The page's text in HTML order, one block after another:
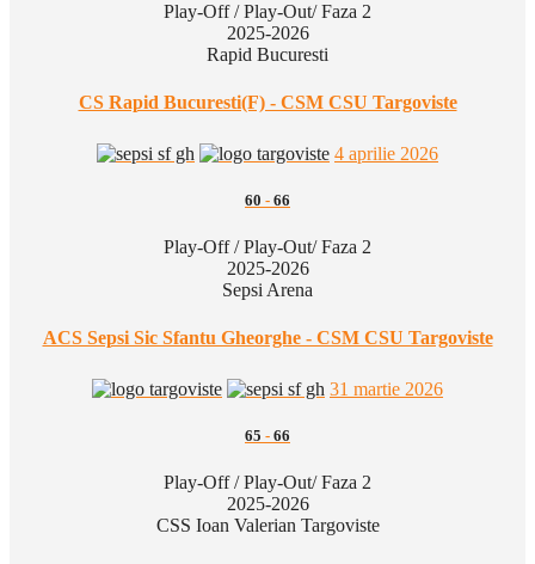
Play-Off / Play-Out/ Faza 2
2025-2026
Rapid Bucuresti
CS Rapid Bucuresti(F) - CSM CSU Targoviste
4 aprilie 2026
60 - 66
Play-Off / Play-Out/ Faza 2
2025-2026
Sepsi Arena
ACS Sepsi Sic Sfantu Gheorghe - CSM CSU Targoviste
31 martie 2026
65 - 66
Play-Off / Play-Out/ Faza 2
2025-2026
CSS Ioan Valerian Targoviste